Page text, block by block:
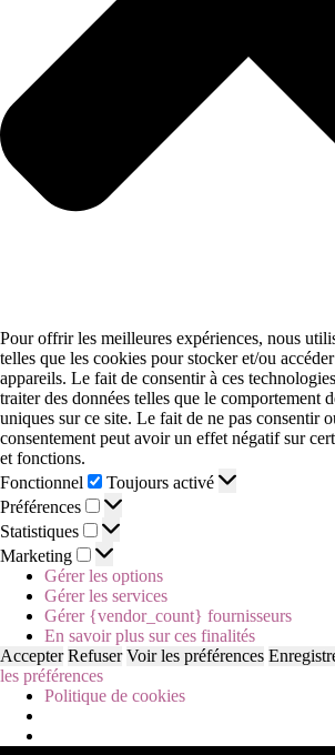
Pour offrir les meilleures expériences, nous
telles que les cookies pour stocker et/ou
appareils. Le fait de consentir à ces
traiter des données telles que le comportement
uniques sur ce site. Le fait de ne pas consentir
consentement peut avoir un effet négatif sur
et fonctions.
Fonctionnel
Toujours activé
Préférences
Statistiques
Marketing
Gérer les options
Gérer les services
Gérer {vendor_count} fournisseurs
En savoir plus sur ces finalités
Accepter Refuser Voir les préférences
les préférences
Politique de cookies